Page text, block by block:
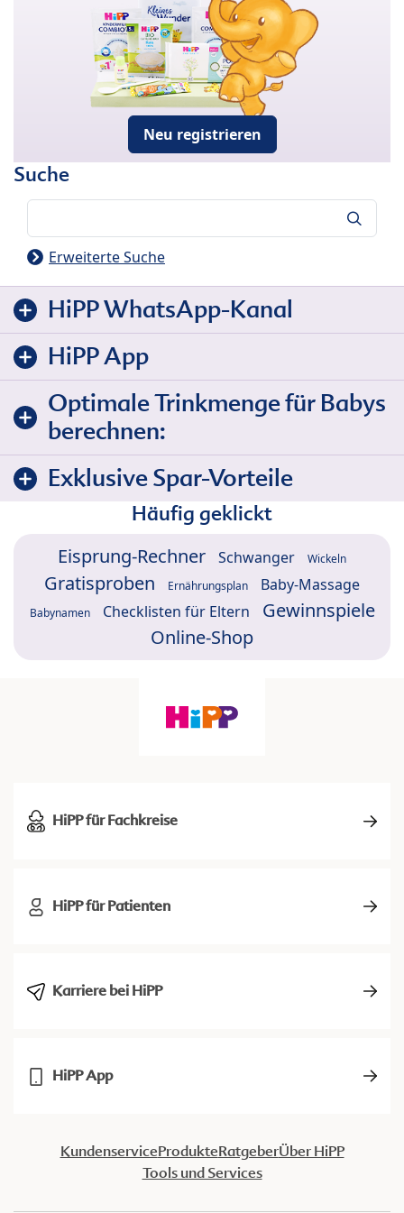
Neu registrieren
Suche
Erweiterte Suche
HiPP WhatsApp-Kanal
HiPP App
Optimale Trinkmenge für Babys
berechnen:
Exklusive Spar-Vorteile
Häufig geklickt
Eisprung-Rechner Schwanger Wickeln
Gratisproben Ernährungsplan Baby-Massage
Babynamen Checklisten für Eltern
Gewinnspiele
Online-Shop
HiPP für Fachkreise
HiPP für Patienten
Karriere bei HiPP
HiPP App
KundenserviceProdukteRatgeberÜber HiPP
Tools und Services